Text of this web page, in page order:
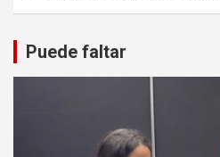
Puede faltar